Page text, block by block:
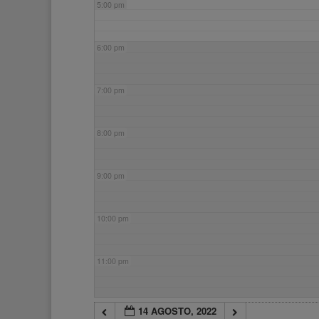
5:00 pm
6:00 pm
7:00 pm
8:00 pm
9:00 pm
10:00 pm
11:00 pm
14 AGOSTO, 2022